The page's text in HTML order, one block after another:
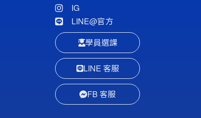
IG
LINE@官方
學員選課
LINE 客服
FB 客服